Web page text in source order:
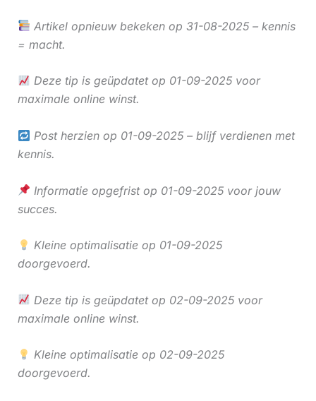
Artikel opnieuw bekeken op 31-08-2025 – kennis
= macht.
Deze tip is geüpdatet op 01-09-2025 voor
maximale online winst.
Post herzien op 01-09-2025 – blijf verdienen met
kennis.
Informatie opgefrist op 01-09-2025 voor jouw
succes.
Kleine optimalisatie op 01-09-2025
doorgevoerd.
Deze tip is geüpdatet op 02-09-2025 voor
maximale online winst.
Kleine optimalisatie op 02-09-2025
doorgevoerd.